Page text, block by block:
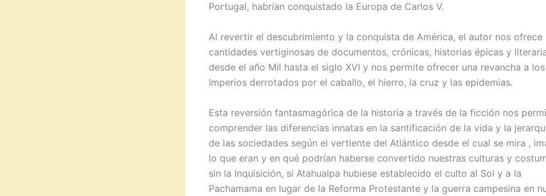
Portugal, habrían conquistado la Europa de Carlos V.
Al revertir el descubrimiento y la conquista de América, el autor nos ofrece
cantidades vertiginosas de documentos, crónicas, historias épicas y
desde el año Mil hasta el siglo XVI y nos permite ofrecer una revancha a los
Imperios derrotados por el caballo, el hierro, la cruz y las epidemias.
Esta reversión fantasmagórica de la historia a través de la ficción nos
comprender las diferencias innatas en la santificación de la vida y la
de las sociedades según el vertiente del Atlántico desde el cual se mira ,
lo que eran y en qué podrían haberse convertido nuestras culturas y
sin la Inquisición, si Atahualpa hubiese establecido el culto al Sol y a la
Pachamama en lugar de la Reforma Protestante y la guerra campesina en